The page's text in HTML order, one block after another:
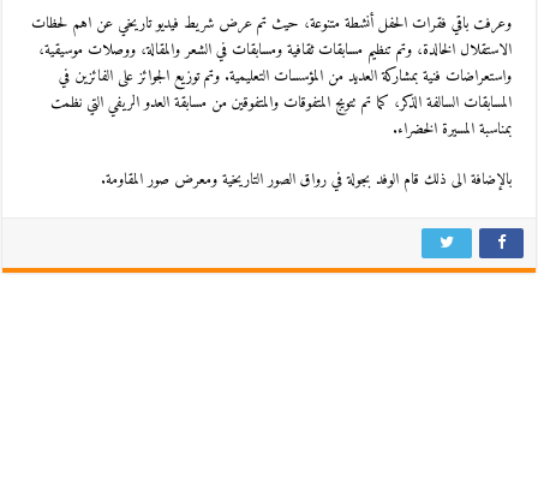
وعرفت باقي فقرات الحفل أنشطة متنوعة، حيث تم عرض شريط فيديو تاريخي عن اهم لحظات
الاستقلال الخالدة، وتم تنظيم مسابقات ثقافية ومسابقات في الشعر والمقالة، ووصلات موسيقية،
واستعراضات فنية بمشاركة العديد من المؤسسات التعليمية. وتم توزيع الجوائز على الفائزين في
المسابقات السالفة الذكر، كما تم تتويج المتفوقات والمتفوقين من مسابقة العدو الريفي التي نظمت
بمناسبة المسيرة الخضراء.
بالإضافة الى ذلك قام الوفد بجولة في رواق الصور التاريخية ومعرض صور المقاومة.